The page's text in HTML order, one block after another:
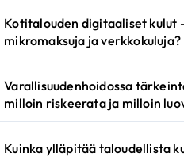
Kotitalouden digitaaliset kulut
mikromaksuja ja verkkokuluja?
Varallisuudenhoidossa
milloin riskeerata ja milloin
Kuinka ylläpitää taloudellista